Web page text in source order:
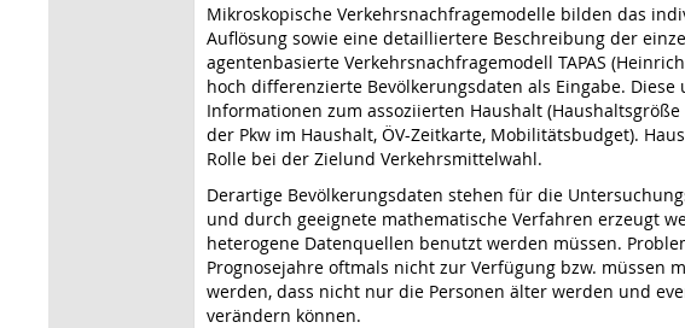
Mikroskopische Verkehrsnachfragemodelle bilden das
Auflösung sowie eine detailliertere Beschreibung der
agentenbasierte Verkehrsnachfragemodell TAPAS
hoch differenzierte Bevölkerungsdaten als Eingabe.
Informationen zum assoziierten Haushalt
der Pkw im Haushalt, ÖV-Zeitkarte, Mobilitätsbudget).
Rolle bei der Zielund Verkehrsmittelwahl.
Derartige Bevölkerungsdaten stehen für die
und durch geeignete mathematische Verfahren erzeugt
heterogene Datenquellen benutzt werden müssen.
Prognosejahre oftmals nicht zur Verfügung bzw.
werden, dass nicht nur die Personen älter werden und
verändern können.